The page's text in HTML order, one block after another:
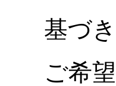
基づ
ご希